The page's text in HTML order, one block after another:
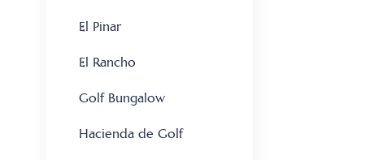
El Pinar
El Rancho
Golf Bungalow
Hacienda de Golf